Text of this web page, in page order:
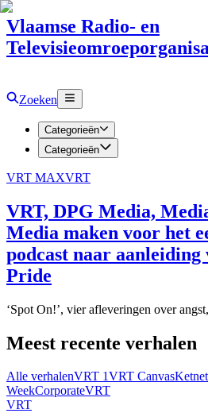
Vlaamse Radio- en
Zoeken
Categorieën
Categorieën
VRT MAXVRT
VRT, DPG Media,
Media maken voor het
podcast naar
Pride
‘Spot On!’, vier afleveringen over
Meest recente verhalen
Alle verhalenVRT 1VRT CanvasKetnet
WeekCorporateVRT
VRT